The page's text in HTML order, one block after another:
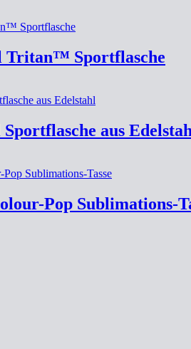
Tritan™ Sportflasche
aus
Pop Sublimations-